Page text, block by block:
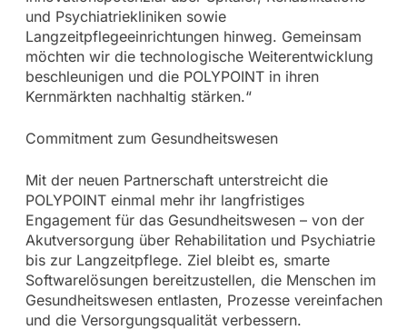
und Psychiatriekliniken sowie
Langzeitpflegeeinrichtungen hinweg. Gemeinsam
möchten wir die technologische Weiterentwicklung
beschleunigen und die POLYPOINT in ihren
Kernmärkten nachhaltig stärken.“
Commitment zum Gesundheitswesen
Mit der neuen Partnerschaft unterstreicht die
POLYPOINT einmal mehr ihr langfristiges
Engagement für das Gesundheitswesen – von der
Akutversorgung über Rehabilitation und Psychiatrie
bis zur Langzeitpflege. Ziel bleibt es, smarte
Softwarelösungen bereitzustellen, die Menschen im
Gesundheitswesen entlasten, Prozesse vereinfachen
und die Versorgungsqualität verbessern.